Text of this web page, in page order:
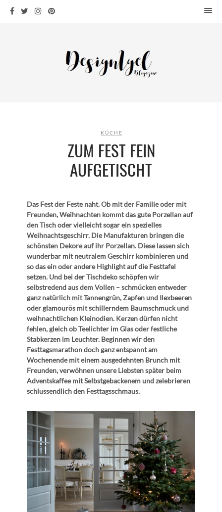
WOHNEN
KÜCHE
ARCHITEKTUR
KÜCHE
ZUM FEST FEIN
AUFGETISCHT
Das Fest der Feste naht. Ob mit der Familie oder mit
Freunden, Weihnachten kommt das gute Porzellan auf
den Tisch oder vielleicht sogar ein spezielles
Weihnachtsgeschirr. Die Manufakturen bringen die
schönsten Dekore auf ihr Porzellan. Diese lassen sich
wunderbar mit neutralem Geschirr kombinieren und
so das ein oder andere Highlight auf die Festtafel
setzen. Und bei der Tischdeko schöpfen wir
selbstredend aus dem Vollen – schmücken entweder
ganz natürlich mit Tannengrün, Zapfen und Ilexbeeren
oder glamourös mit schillerndem Baumschmuck und
weihnachtlichen Kleinodien. Kerzen dürfen nicht
fehlen, gleich ob Teelichter im Glas oder festliche
Stabkerzen im Leuchter. Beginnen wir den
Festtagsmarathon doch ganz entspannt am
Wochenende mit einem ausgedehnten Brunch mit
Freunden, verwöhnen unsere Liebsten später beim
Adventskaffee mit Selbstgebackenem und zelebrieren
schlussendlich den Festtagsschmaus.